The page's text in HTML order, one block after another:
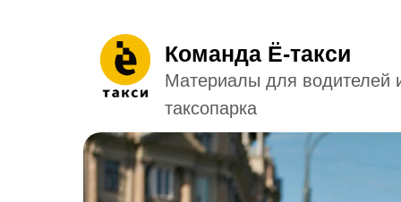
Команда Ё-такси
Материалы для водителей
таксопарка